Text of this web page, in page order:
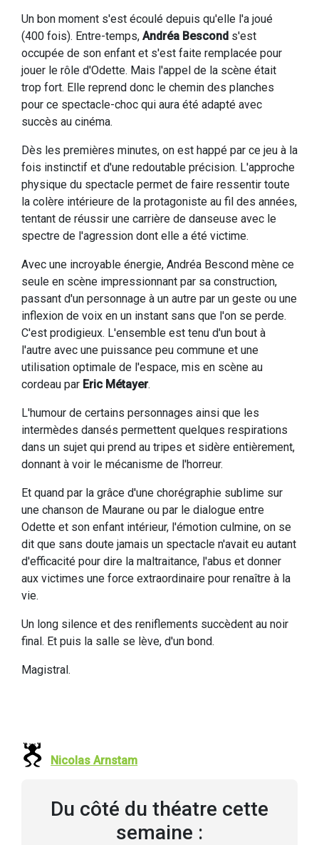
Un bon moment s'est écoulé depuis qu'elle l'a joué
(400 fois). Entre-temps, Andréa Bescond s'est
occupée de son enfant et s'est faite remplacée pour
jouer le rôle d'Odette. Mais l'appel de la scène était
trop fort. Elle reprend donc le chemin des planches
pour ce spectacle-choc qui aura été adapté avec
succès au cinéma.
Dès les premières minutes, on est happé par ce jeu à la
fois instinctif et d'une redoutable précision. L'approche
physique du spectacle permet de faire ressentir toute
la colère intérieure de la protagoniste au fil des années,
tentant de réussir une carrière de danseuse avec le
spectre de l'agression dont elle a été victime.
Avec une incroyable énergie, Andréa Bescond mène ce
seule en scène impressionnant par sa construction,
passant d'un personnage à un autre par un geste ou une
inflexion de voix en un instant sans que l'on se perde.
C'est prodigieux. L'ensemble est tenu d'un bout à
l'autre avec une puissance peu commune et une
utilisation optimale de l'espace, mis en scène au
cordeau par Eric Métayer.
L'humour de certains personnages ainsi que les
intermèdes dansés permettent quelques respirations
dans un sujet qui prend au tripes et sidère entièrement,
donnant à voir le mécanisme de l'horreur.
Et quand par la grâce d'une chorégraphie sublime sur
une chanson de Maurane ou par le dialogue entre
Odette et son enfant intérieur, l'émotion culmine, on se
dit que sans doute jamais un spectacle n'avait eu autant
d'efficacité pour dire la maltraitance, l'abus et donner
aux victimes une force extraordinaire pour renaître à la
vie.
Un long silence et des reniflements succèdent au noir
final. Et puis la salle se lève, d'un bond.
Magistral.
Nicolas Arnstam
Du côté du théatre cette
semaine :